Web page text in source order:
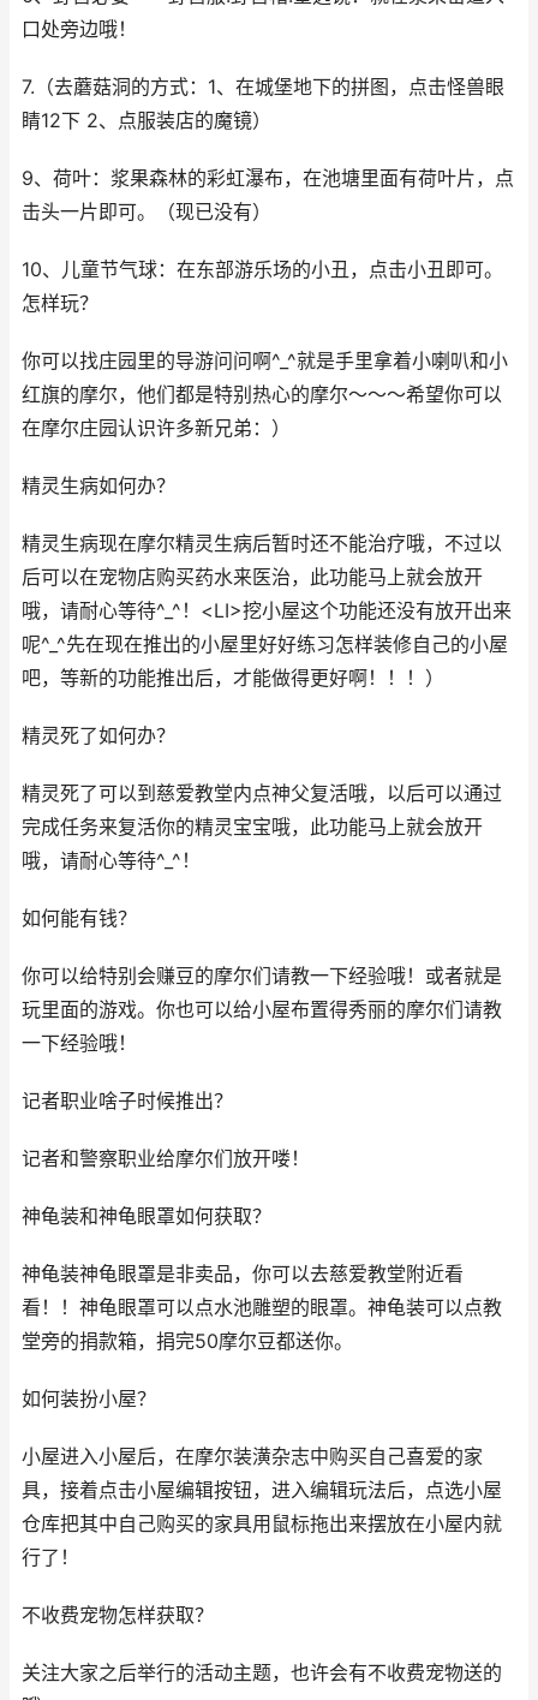
口处旁边哦！
7.（去蘑菇洞的方式：1、在城堡地下的拼图，点击怪兽眼
睛12下 2、点服装店的魔镜）
9、荷叶：浆果森林的彩虹瀑布，在池塘里面有荷叶片，点
击头一片即可。（现已没有）
10、儿童节气球：在东部游乐场的小丑，点击小丑即可。
怎样玩？
你可以找庄园里的导游问问啊^_^就是手里拿着小喇叭和小
红旗的摩尔，他们都是特别热心的摩尔～～～希望你可以
在摩尔庄园认识许多新兄弟：）
精灵生病如何办？
精灵生病现在摩尔精灵生病后暂时还不能治疗哦，不过以
后可以在宠物店购买药水来医治，此功能马上就会放开
哦，请耐心等待^_^！<LI>挖小屋这个功能还没有放开出来
呢^_^先在现在推出的小屋里好好练习怎样装修自己的小屋
吧，等新的功能推出后，才能做得更好啊！！！）
精灵死了如何办？
精灵死了可以到慈爱教堂内点神父复活哦，以后可以通过
完成任务来复活你的精灵宝宝哦，此功能马上就会放开
哦，请耐心等待^_^！
如何能有钱？
你可以给特别会赚豆的摩尔们请教一下经验哦！或者就是
玩里面的游戏。你也可以给小屋布置得秀丽的摩尔们请教
一下经验哦！
记者职业啥子时候推出？
记者和警察职业给摩尔们放开喽！
神龟装和神龟眼罩如何获取？
神龟装神龟眼罩是非卖品，你可以去慈爱教堂附近看
看！！神龟眼罩可以点水池雕塑的眼罩。神龟装可以点教
堂旁的捐款箱，捐完50摩尔豆都送你。
如何装扮小屋？
小屋进入小屋后，在摩尔装潢杂志中购买自己喜爱的家
具，接着点击小屋编辑按钮，进入编辑玩法后，点选小屋
仓库把其中自己购买的家具用鼠标拖出来摆放在小屋内就
行了！
不收费宠物怎样获取？
关注大家之后举行的活动主题，也许会有不收费宠物送的